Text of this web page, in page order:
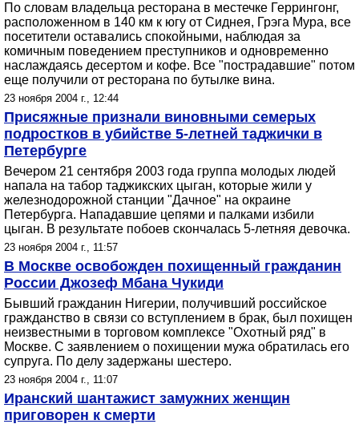
По словам владельца ресторана в местечке Геррингонг,
расположенном в 140 км к югу от Сиднея, Грэга Мура, все
посетители оставались спокойными, наблюдая за
комичным поведением преступников и одновременно
наслаждаясь десертом и кофе. Все "пострадавшие" потом
еще получили от ресторана по бутылке вина.
23 ноября 2004 г., 12:44
Присяжные признали виновными семерых
подростков в убийстве 5-летней таджички в
Петербурге
Вечером 21 сентября 2003 года группа молодых людей
напала на табор таджикских цыган, которые жили у
железнодорожной станции "Дачное" на окраине
Петербурга. Нападавшие цепями и палками избили
цыган. В результате побоев скончалась 5-летняя девочка.
23 ноября 2004 г., 11:57
В Москве освобожден похищенный гражданин
России Джозеф Мбана Чукиди
Бывший гражданин Нигерии, получивший российское
гражданство в связи со вступлением в брак, был похищен
неизвестными в торговом комплексе "Охотный ряд" в
Москве. С заявлением о похищении мужа обратилась его
супруга. По делу задержаны шестеро.
23 ноября 2004 г., 11:07
Иранский шантажист замужних женщин
приговорен к смерти